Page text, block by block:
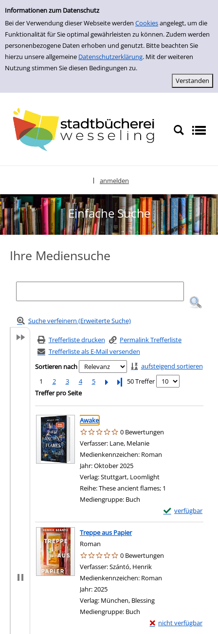
Informationen zum Datenschutz
Bei der Verwendung dieser Webseite werden Cookiesangelegt, um die
Funktionalität für Sie optimal gewährleisten zu können. Zudem werden
personenbezogene Daten erhoben und genutzt. Bitte beachten Sie
hierzu unsere allgemeine Datenschutzerklärung. Mit der weiteren
Nutzung stimmen Sie diesen Bedingungen zu.
zur Navigation springen
zum Inhalt springen
Zu den Suchfiltern springen
Zur Trefferliste springen
anmelden
Einfache Suche
Ihre Mediensuche
Suche verfeinern (Erweiterte Suche)
Trefferliste drucken
Permalink Trefferliste
Trefferliste als E-Mail versenden
Sortieren nach
aufsteigend sortieren
1
2 3 4 5 Letzte Seite
50 Treffer
Treffer pro Seite
Suchergebnis
Zu den Suchfiltern springen
Awake
0 Bewertungen
Verfasser: Lane, Melanie
Medienkennzeichen: Roman
Jahr:Oktober 2025
Verlag:Stuttgart, Loomlight
Reihe:These ancient flames; 1
Mediengruppe: Buch
verfügbar
Exemplar-Details
Treppe aus Papier
Roman
0 Bewertungen
Verfasser:Szántó, Henrik
Medienkennzeichen: Roman
Jahr:2025
Verlag: München, Blessing
Mediengruppe: Buch
nicht verfügbar
Exemplar-Details von